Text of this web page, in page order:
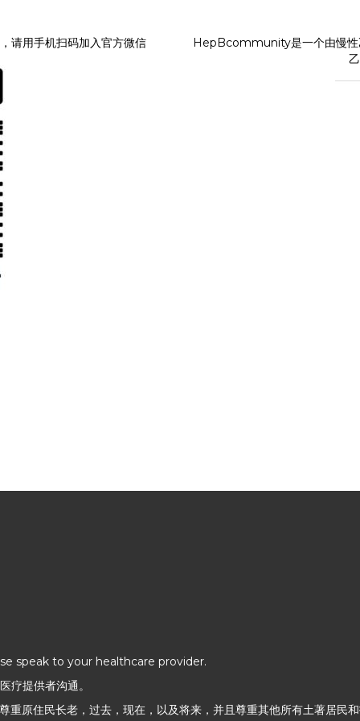
请用手机扫码加入官方微信
HepBcommunity是一个由慢性
speak to your healthcare provider.
疗提供者沟通。
重原住民长老，过去，现在，以及将来，并且尊重其他所有土著居民